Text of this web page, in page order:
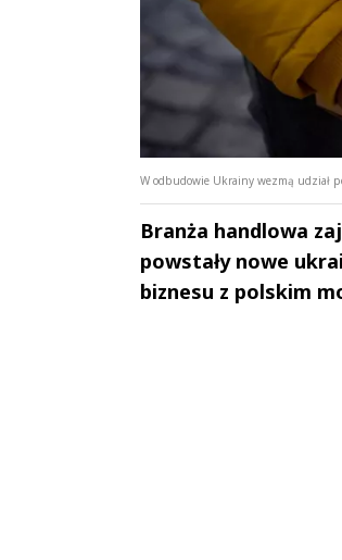
W odbudowie Ukrainy wezmą udział
Branża handlowa
powstały nowe
biznesu z polskim
Andrzej i Marta